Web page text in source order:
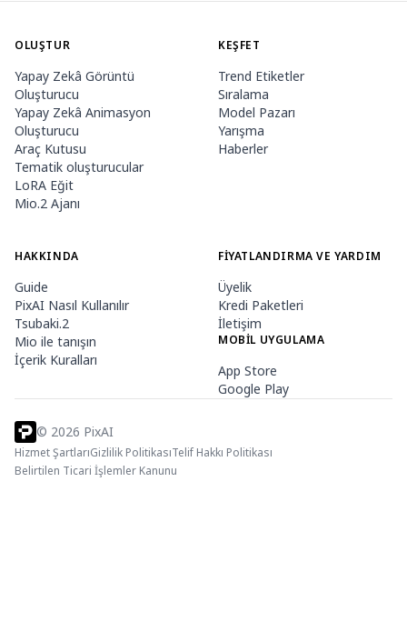
OLUŞTUR
Yapay Zekâ Görüntü
Oluşturucu
Yapay Zekâ Animasyon
Oluşturucu
Araç Kutusu
Tematik oluşturucular
LoRA Eğit
Mio.2 Ajanı
KEŞFET
Trend Etiketler
Sıralama
Model Pazarı
Yarışma
Haberler
HAKKINDA
Guide
PixAI Nasıl Kullanılır
Tsubaki.2
Mio ile tanışın
İçerik Kuralları
FIYATLANDIRMA VE YARDIM
Üyelik
Kredi Paketleri
İletişim
MOBIL UYGULAMA
App Store
Google Play
© 2026 PixAI
Hizmet ŞartlarıGizlilik PolitikasıTelif Hakkı Politikası
Belirtilen Ticari İşlemler Kanunu